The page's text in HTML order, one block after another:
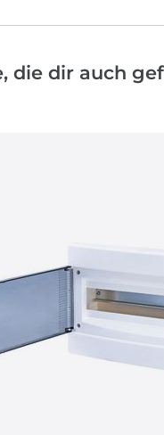
die dir auch